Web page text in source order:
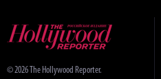
© 2026 The Hollywood Reporter.